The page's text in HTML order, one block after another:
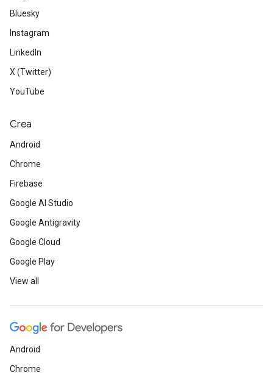
Bluesky
Instagram
LinkedIn
X (Twitter)
YouTube
Crea
Android
Chrome
Firebase
Google AI Studio
Google Antigravity
Google Cloud
Google Play
View all
Android
Chrome